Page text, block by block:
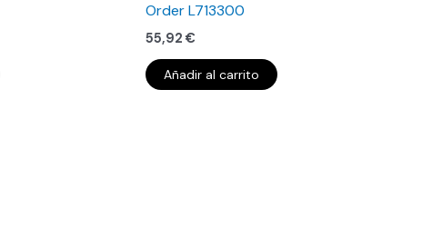
Order L713300
55,92 €
Añadir al carrito